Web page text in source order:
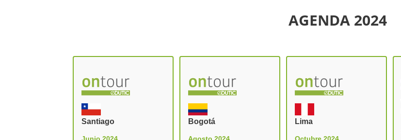
AGENDA 2024
Santiago
Junio 2024
Bogotá
Agosto 2024
Lima
Octubre 2024